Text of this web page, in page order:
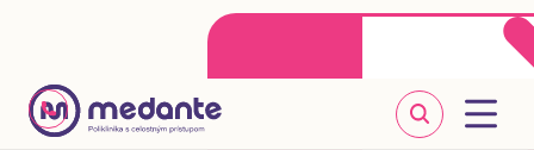
Klientske centrum
+421 2 20 302 303